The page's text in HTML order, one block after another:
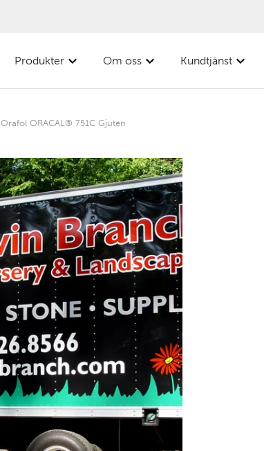
Produkter Om oss Kundtjänst
Orafol ORACAL® 751C Gjuten